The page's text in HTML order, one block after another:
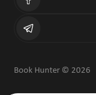
Book Hunter © 2026